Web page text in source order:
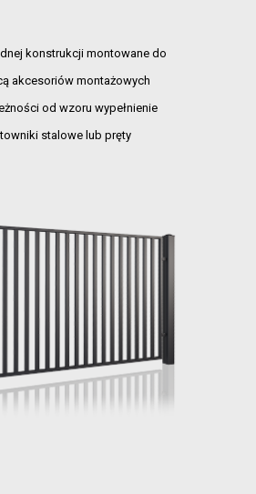
konstrukcji montowane do
akcesoriów montażowych
od wzoru wypełnienie
stalowe lub pręty